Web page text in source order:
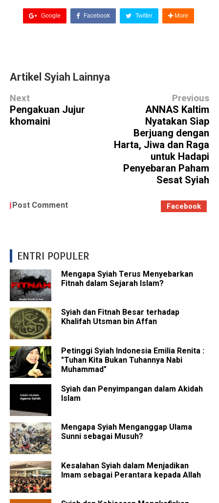
Google Facebook Twitter More
Artikel Syiah Lainnya
Next
Pengakuan Jujur
khomaini
Previous
ANNAS Kaltim
Nyatakan Siap
Berjuang dengan
Harta, Jiwa dan Raga
untuk Hadapi
Penyebaran Paham
Sesat Syiah
Post Comment Facebook
ENTRI POPULER
Mengapa Syiah Terus Menyebarkan
Fitnah dalam Sejarah Islam?
Syiah dan Fitnah Besar terhadap
Khalifah Utsman bin Affan
Petinggi Syiah Indonesia Emilia Renita :
"Tuhan Kita Bukan Tuhannya Nabi
Muhammad"
Syiah dan Penyimpangan dalam Akidah
Islam
Mengapa Syiah Menganggap Ulama
Sunni sebagai Musuh?
Kesalahan Syiah dalam Menjadikan
Imam sebagai Perantara kepada Allah